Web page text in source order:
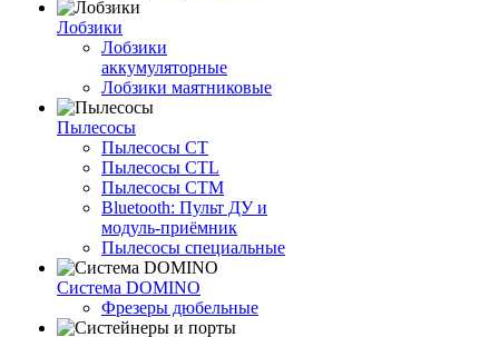
Лобзики
Лобзики
аккумуляторные
Лобзики маятниковые
Пылесосы
Пылесосы CT
Пылесосы CTL
Пылесосы CTM
Bluetooth: Пульт ДУ и
модуль-приёмник
Пылесосы специальные
Система DOMINO
Фрезеры дюбельные